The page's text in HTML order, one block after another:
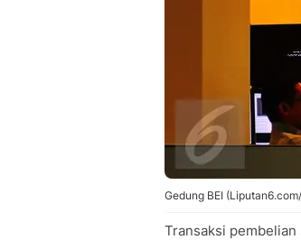
Gedung BEI
Transaksi